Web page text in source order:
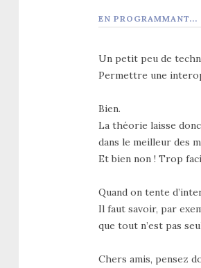
EN PROGRAMMANT...
Un petit peu de
Permettre une
Bien.
La théorie laisse
dans le meilleur des
Et bien non ! Trop
Quand on tente
Il faut savoir, par
que tout n’est pas
Chers amis, pensez